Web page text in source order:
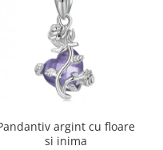
argint cu floare
si inima